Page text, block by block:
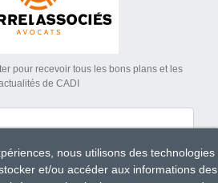
pour recevoir tous les bons plans et les
de CADI
S'abonnernous utilisons des technologies
et/ou accéder aux informations des